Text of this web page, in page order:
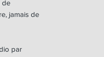
de
jamais de
par